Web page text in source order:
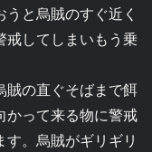
と烏賊のすぐ近く
戒してしまいもう乗
賊の直ぐそばまで餌
かって来る物に警戒
。烏賊がギリギリ